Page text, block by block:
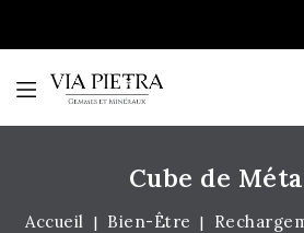
Cube de
Accueil Bien-Être